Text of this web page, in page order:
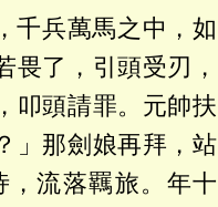
千兵萬馬之中，如
畏了，引頭受刃，
叩頭請罪。元帥扶
」那劍娘再拜，站
，流落羈旅。年十